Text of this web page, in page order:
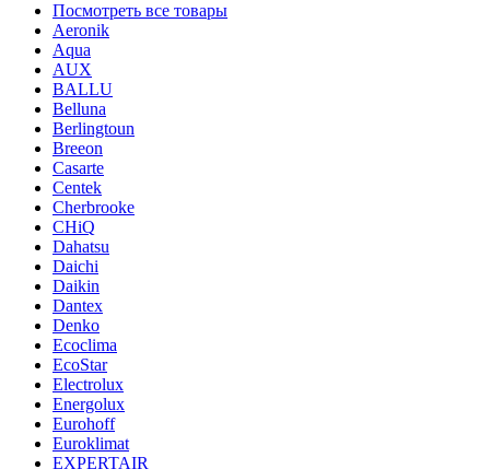
Посмотреть все товары
Aeronik
Aqua
AUX
BALLU
Belluna
Berlingtoun
Breeon
Casarte
Centek
Cherbrooke
CHiQ
Dahatsu
Daichi
Daikin
Dantex
Denko
Ecoclima
EcoStar
Electrolux
Energolux
Eurohoff
Euroklimat
EXPERTAIR